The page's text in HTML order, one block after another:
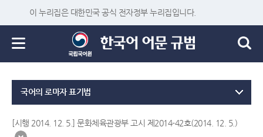
이 누리집은 대한민국 공식 전자정부 누리집입니다.
국어의 로마자 표기법
[시행 2014. 12. 5.] 문화체육관광부 고시 제2014-42호(2014. 12. 5.)